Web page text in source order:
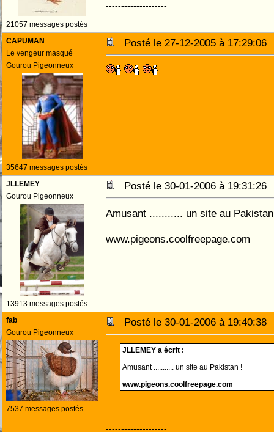
21057 messages postés
--------------------
CAPUMAN
Le vengeur masqué
Gourou Pigeonneux
35647 messages postés
Posté le 27-12-2005 à
JLLEMEY
Gourou Pigeonneux
13913 messages postés
Posté le 30-01-2006 à
Amusant ........... un site au
www.pigeons.coolfreepage.com
fab
Gourou Pigeonneux
7537 messages postés
Posté le 30-01-2006 à
JLLEMEY a écrit :
Amusant ........... un site au Pakistan !
www.pigeons.coolfreepage.com
--------------------